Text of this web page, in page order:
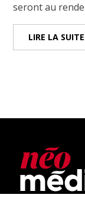
seront au
LIRE LA SUITE